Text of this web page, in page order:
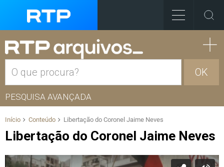
OK
PESQUISA AVANÇADA
Início Conteúdo Libertação do Coronel Jaime Neves
Libertação do Coronel Jaime Neves